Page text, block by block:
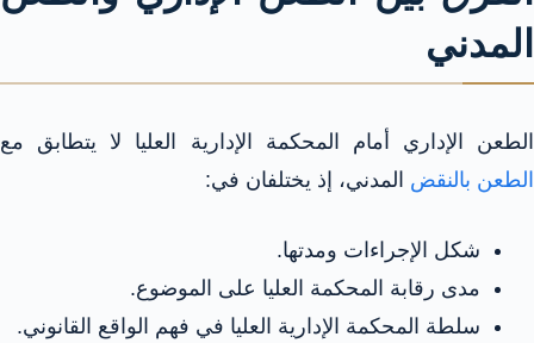
المدني
الطعن الإداري أمام المحكمة الإدارية العليا لا يتطابق مع
الطعن بالنقض المدني، إذ يختلفان في:
شكل الإجراءات ومدتها.
مدى رقابة المحكمة العليا على الموضوع.
سلطة المحكمة الإدارية العليا في فهم الواقع القانوني.